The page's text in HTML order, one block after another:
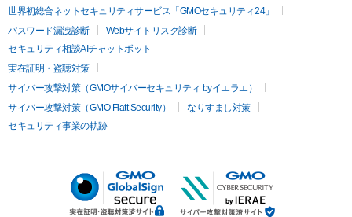
世界初総合ネットセキュリティサービス「GMOセキュリティ24」
パスワード漏洩診断
Webサイトリスク診断
セキュリティ相談AIチャットボット
実在証明・盗聴対策
サイバー攻撃対策（GMOサイバーセキュリティ byイエラエ）
サイバー攻撃対策（GMO Flatt Security）
なりすまし対策
セキュリティ事業の軌跡